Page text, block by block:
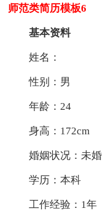
师范类简历模板6
基本资料
姓名：
性别：男
年龄：24
身高：172cm
婚姻状况：未婚
学历：本科
工作经验：1年